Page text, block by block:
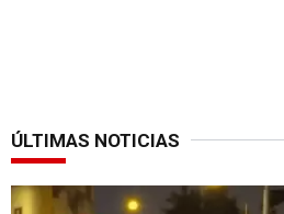
ÚLTIMAS NOTICIAS